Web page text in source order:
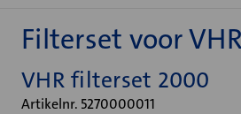
Filterset voor VHR
VHR filterset 2000
Artikelnr. 5270000011